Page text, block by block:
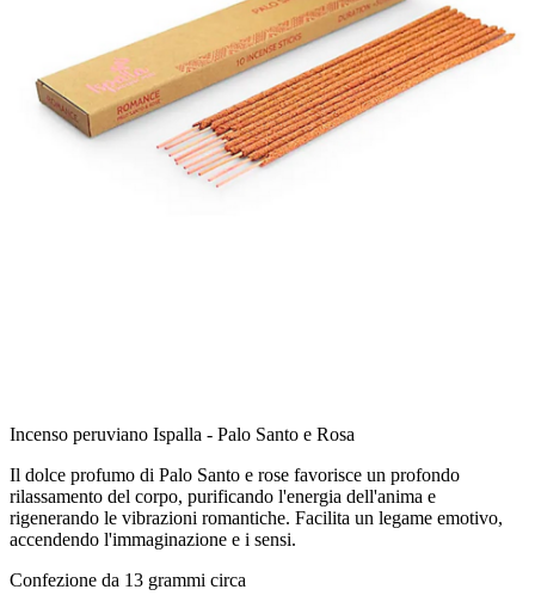
Incenso peruviano Ispalla - Palo Santo e Rosa
Il dolce profumo di Palo Santo e rose favorisce un profondo
rilassamento del corpo, purificando l'energia dell'anima e
rigenerando le vibrazioni romantiche. Facilita un legame emotivo,
accendendo l'immaginazione e i sensi.
Confezione da 13 grammi circa